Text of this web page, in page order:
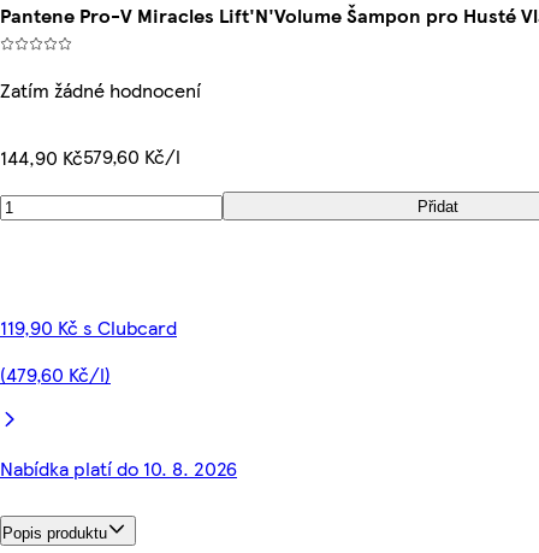
Pantene Pro-V Miracles Lift'N'Volume Šampon pro Husté
Zatím žádné hodnocení
144,90 Kč579,60 Kč/l
Přidat
119,90 Kč s Clubcard
(479,60 Kč/l)
Nabídka platí do 10. 8. 2026
Popis produktu